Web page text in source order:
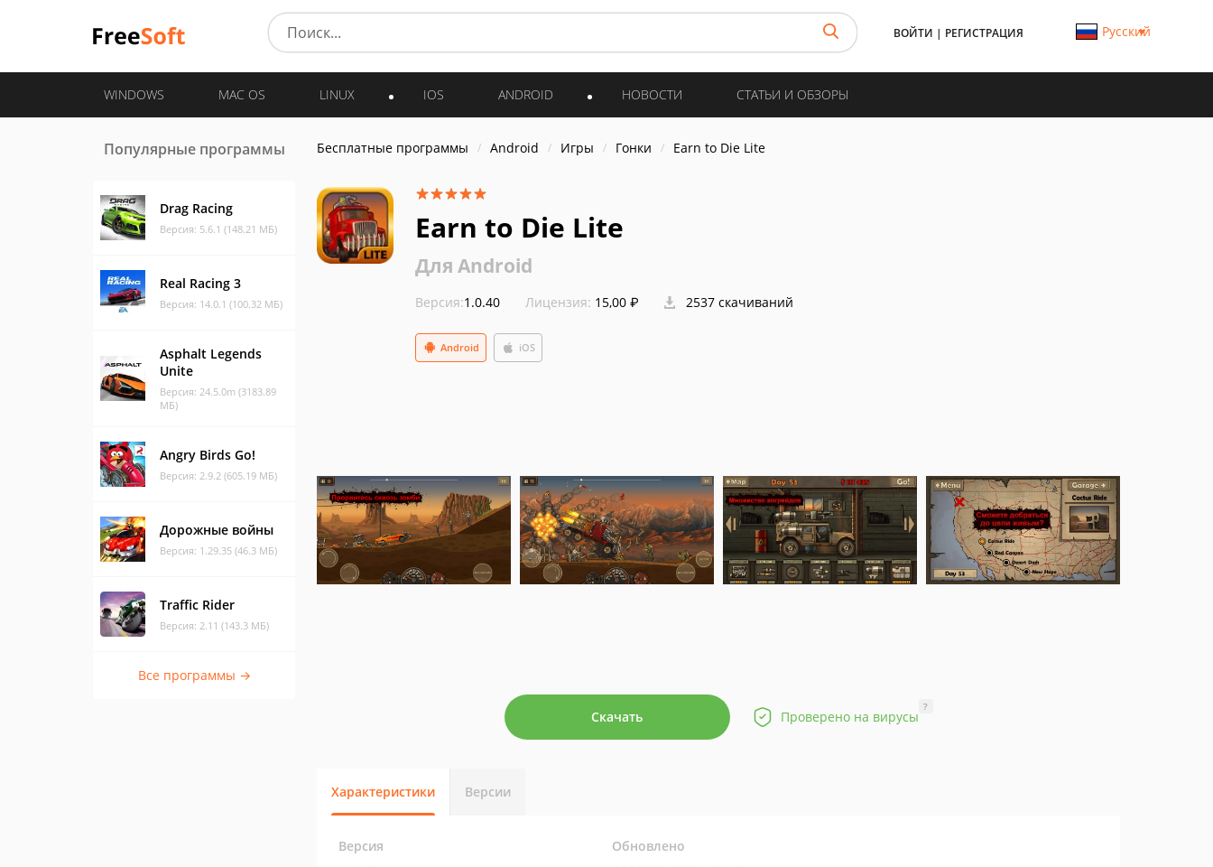
ВОЙТИ | РЕГИСТРАЦИЯ Русский
WINDOWS MAC OS LINUX IOS ANDROID НОВОСТИ СТАТЬИ И ОБЗОРЫ
Популярные программы
Drag Racing
Версия: 5.6.1 (148.21 МБ)
Real Racing 3
Версия: 14.0.1 (100.32 МБ)
Asphalt Legends
Unite
Версия: 24.5.0m (3183.89
МБ)
Angry Birds Go!
Версия: 2.9.2 (605.19 МБ)
Дорожные войны
Версия: 1.29.35 (46.3 МБ)
Traffic Rider
Версия: 2.11 (143.3 МБ)
Все программы →
Бесплатные программы Android Игры Гонки Earn to Die Lite
Earn to Die Lite
Для Android
Версия:1.0.40 Лицензия: 15,00 ₽ 2537 скачиваний
Android iOS
Скачать Проверено на вирусы
?
Характеристики Версии
Версия Обновлено